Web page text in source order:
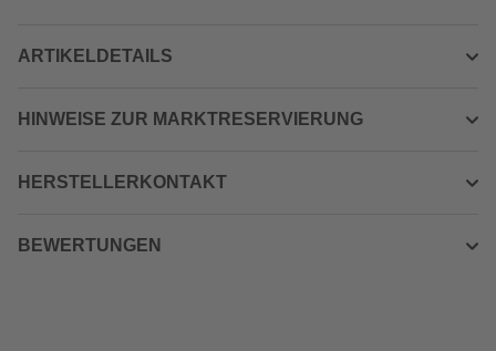
ARTIKELDETAILS
HINWEISE ZUR MARKTRESERVIERUNG
HERSTELLERKONTAKT
BEWERTUNGEN